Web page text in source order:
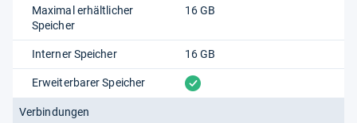
Maximal erhältlicher
Speicher
16 GB
Interner Speicher 16 GB
Erweiterbarer Speicher vorhanden
Verbindungen